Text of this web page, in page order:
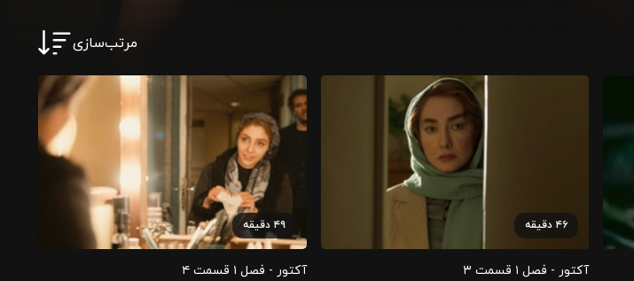
مرتب‌سازی
۴۶ دقیقه
آکتور - فصل ۱ قسمت ‍۳
۴۹ دقیقه
آکتور - فصل ۱ قسمت ‍۴